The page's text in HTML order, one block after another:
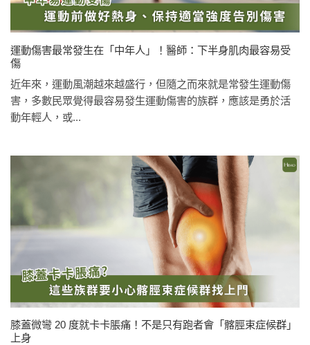
運動傷害最常發生在「中年人」！醫師：下半身肌肉最容易受
傷
近年來，運動風潮越來越盛行，但隨之而來就是常發生運動傷
害，多數民眾覺得最容易發生運動傷害的族群，應該是勇於活
動年輕人，或...
膝蓋微彎 20 度就卡卡脹痛！不是只有跑者會「髂脛束症候群」
上身